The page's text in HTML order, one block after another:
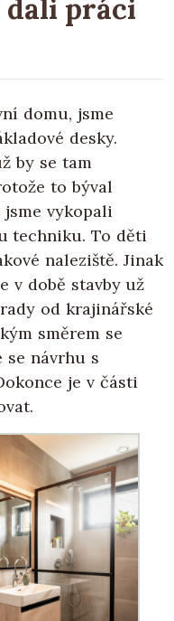
práci
domu, jsme
desky.
by se tam
to býval
jsme vykopali
techniku. To děti
naleziště. Jinak
v době stavby už
od krajinářské
směrem se
se návrhu s
je v části